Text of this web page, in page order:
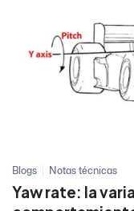
Blogs Notas técnicas
Yaw rate: la